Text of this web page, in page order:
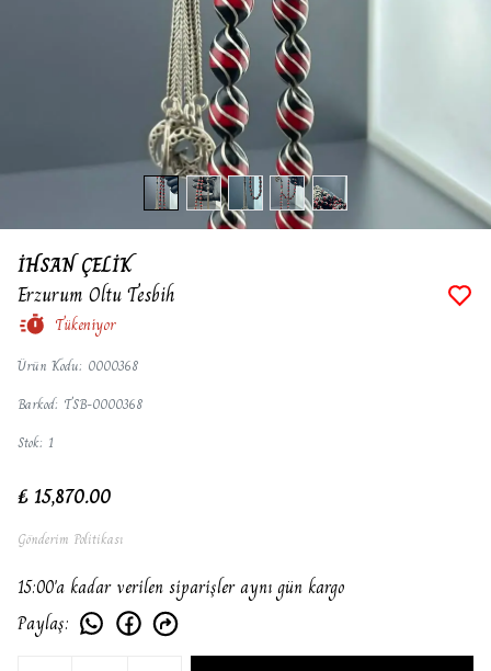
İHSAN ÇELİK
Erzurum Oltu Tesbih
Tükeniyor
Ürün Kodu: 0000368
Barkod: TSB-0000368
Stok: 1
₺ 15,870.00
Gönderim Politikası
15:00'a kadar verilen siparişler aynı gün kargo
Paylaş: